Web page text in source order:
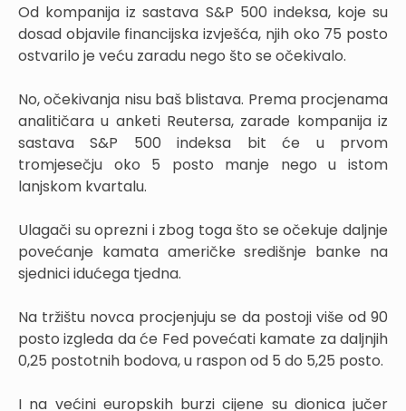
Od kompanija iz sastava S&P 500 indeksa, koje su
dosad objavile financijska izvješća, njih oko 75 posto
ostvarilo je veću zaradu nego što se očekivalo.
No, očekivanja nisu baš blistava. Prema procjenama
analitičara u anketi Reutersa, zarade kompanija iz
sastava S&P 500 indeksa bit će u prvom
tromjesečju oko 5 posto manje nego u istom
lanjskom kvartalu.
Ulagači su oprezni i zbog toga što se očekuje daljnje
povećanje kamata američke središnje banke na
sjednici idućega tjedna.
Na tržištu novca procjenjuju se da postoji više od 90
posto izgleda da će Fed povećati kamate za daljnjih
0,25 postotnih bodova, u raspon od 5 do 5,25 posto.
I na većini europskih burzi cijene su dionica jučer